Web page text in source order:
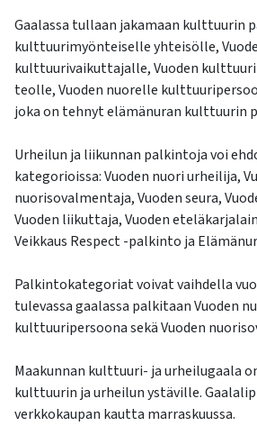
Gaalassa tullaan jakamaan kulttuurin
kulttuurimyönteiselle yhteisölle,
kulttuurivaikuttajalle, Vuoden
teolle, Vuoden nuorelle
joka on tehnyt elämänuran kulttuurin
Urheilun ja liikunnan palkintoja voi
kategorioissa: Vuoden nuori urheilija,
nuorisovalmentaja, Vuoden seura,
Vuoden liikuttaja, Vuoden
Veikkaus Respect -palkinto ja
Palkintokategoriat voivat vaihdella
tulevassa gaalassa palkitaan Vuoden
kulttuuripersoona sekä Vuoden
Maakunnan kulttuuri- ja urheilugaala
kulttuurin ja urheilun ystäville.
verkkokaupan kautta marraskuussa.